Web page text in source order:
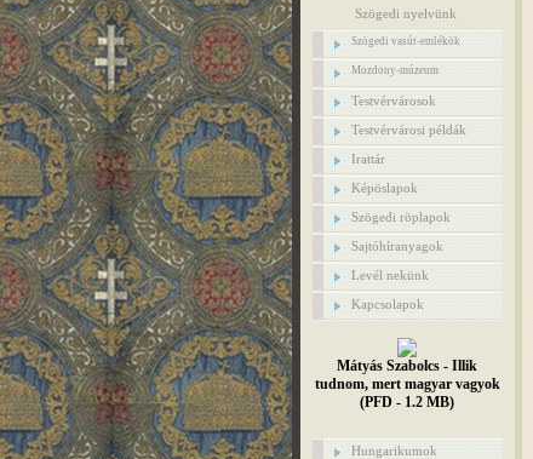
Szögedi nyelvünk
Szögedi vasút-emlékök
Mozdony-múzeum
Testvérvárosok
Testvérvárosi példák
Irattár
Képöslapok
Szögedi röplapok
Sajtóhíranyagok
Levél nekünk
Kapcsolapok
Mátyás Szabolcs - Illik
tudnom, mert magyar vagyok
(PFD - 1.2 MB)
Hungarikumok